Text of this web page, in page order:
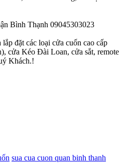
Bình Thạnh 09045303023
đặt các loại cửa cuốn cao cấp
cửa Kéo Đài Loan, cửa sắt, remote
Khách.!
sua cua cuon quan binh thanh